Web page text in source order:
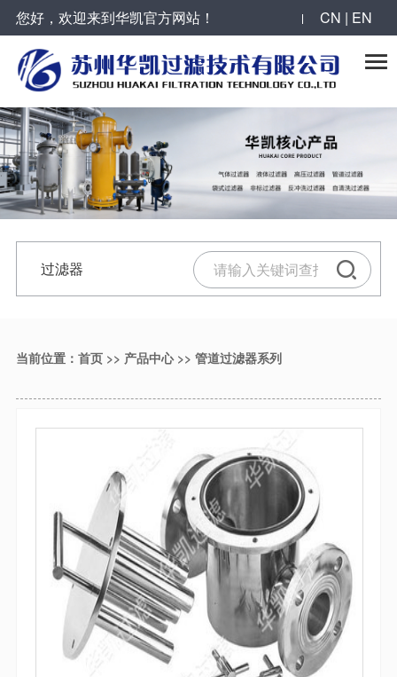
您好，欢迎来到华凯官方网站！ CN | EN

反冲洗过滤器系列
烛式过滤器
自清洗刷式过滤器
活性炭过滤器
微孔反冲洗精密过滤器
并联列管式反冲洗过滤器
吸吮式反冲洗过滤器
微孔精密过滤器
全自动自清洗过滤器系列
叠片式过滤器
全自动Y型自清洗过滤器
大流量自清洗过滤器
吸吮式自清洗过滤器
自清洗过滤器
袋式过滤器系列
抱箍型单袋式过滤器
单袋式过滤器
顶入式单袋式过滤器
快速开关多袋式过滤器
碳钢衬胶过滤器
多袋式过滤器
气体过滤器系列
大流量气体过滤器
压缩空气过滤器
气体过滤器
合作案例
工程案例
服务领域
合作伙伴
华凯动态
公司新闻
最新动态
过滤器技术
过滤器
当前位置： 首页>> 产品中心>> 管道过滤器系列